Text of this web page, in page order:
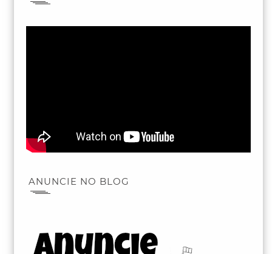
ANUNCIE NO BLOG